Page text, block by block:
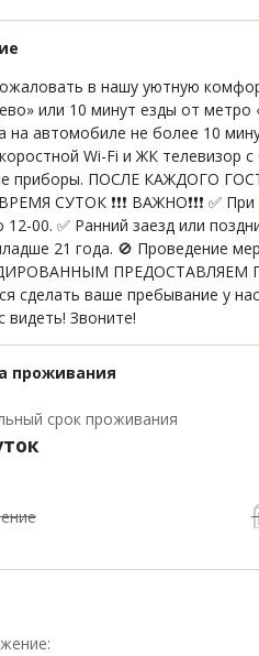
в нашу уютную
или 10 минут езды от
на автомобиле не более 10
Wi-Fi и ЖК телевизор
приборы. ПОСЛЕ КАЖДОГО
СУТОК ❗️❗️❗️ ВАЖНО❗️❗️❗️ ✅
12-00. ✅ Ранний заезд или
21 года. 🚫 Проведение
ПРЕДОСТАВЛЯЕМ
сделать ваше пребывание у
видеть! Звоните!
проживания
срок проживания